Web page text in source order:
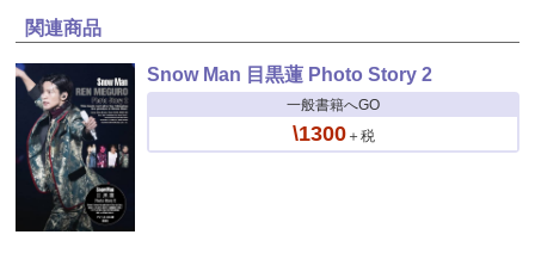
関連商品
Snow Man 目黒蓮 Photo Story 2
一般書籍へGO
\1300＋税